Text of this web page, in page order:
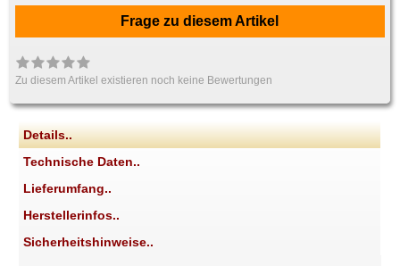
Frage zu diesem Artikel
Zu diesem Artikel existieren noch keine Bewertungen
Details..
Technische Daten..
Lieferumfang..
Herstellerinfos..
Sicherheitshinweise..